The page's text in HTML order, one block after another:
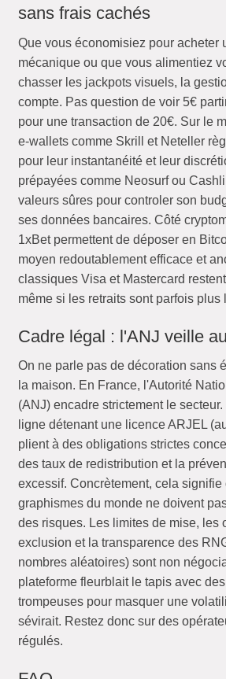
sans frais cachés
Que vous économisiez pour acheter
mécanique ou que vous alimentiez
chasser les jackpots visuels, la
compte. Pas question de voir 5€
pour une transaction de 20€. Sur le
e-wallets comme Skrill et Neteller
pour leur instantanéité et leur
prépayées comme Neosurf ou
valeurs sûres pour controler son
ses données bancaires. Côté
1xBet permettent de déposer en
moyen redoutablement efficace et
classiques Visa et Mastercard
même si les retraits sont parfois plus
Cadre légal : l'ANJ veille
On ne parle pas de décoration sans
la maison. En France, l'Autorité
(ANJ) encadre strictement le
ligne détenant une licence ARJEL
plient à des obligations strictes
des taux de redistribution et la
excessif. Concrètement, cela
graphismes du monde ne doivent
des risques. Les limites de mise, les
exclusion et la transparence des
nombres aléatoires) sont non
plateforme fleurblait le tapis avec
trompeuses pour masquer une
sévirait. Restez donc sur des
régulés.